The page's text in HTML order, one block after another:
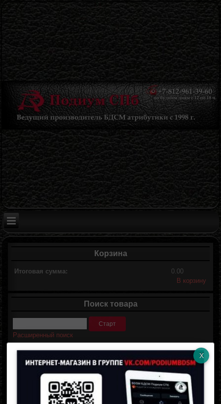
Корзина
Итоговая сумма:
0.00
В корзину
Поиск товара
Расширенный поиск
Личный кабинет